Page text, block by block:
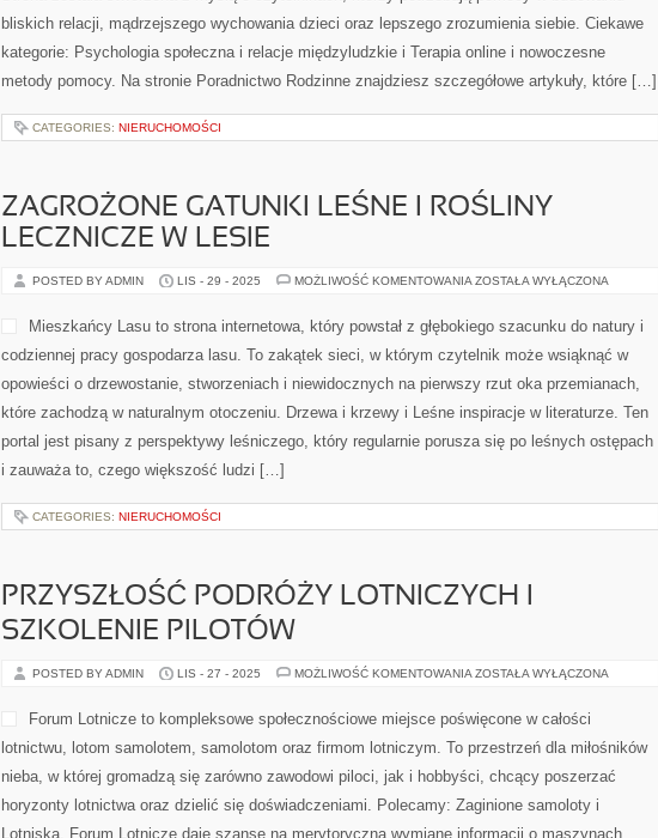
bliskich relacji, mądrzejszego wychowania dzieci oraz lepszego zrozumienia siebie. Ciekawe
kategorie: Psychologia społeczna i relacje międzyludzkie i Terapia online i nowoczesne
metody pomocy. Na stronie Poradnictwo Rodzinne znajdziesz szczegółowe artykuły, które […]
CATEGORIES: NIERUCHOMOŚCI
ZAGROŻONE GATUNKI LEŚNE I ROŚLINY
LECZNICZE W LESIE
POSTED BY ADMIN LIS - 29 - 2025 MOŻLIWOŚĆ KOMENTOWANIA ZAGROŻONE
ROŚLINY
W
ZOSTAŁA WYŁĄCZONA
Mieszkańcy Lasu to strona internetowa, który powstał z głębokiego szacunku do natury i
codziennej pracy gospodarza lasu. To zakątek sieci, w którym czytelnik może wsiąknąć w
opowieści o drzewostanie, stworzeniach i niewidocznych na pierwszy rzut oka przemianach,
które zachodzą w naturalnym otoczeniu. Drzewa i krzewy i Leśne inspiracje w literaturze. Ten
portal jest pisany z perspektywy leśniczego, który regularnie porusza się po leśnych ostępach
i zauważa to, czego większość ludzi […]
CATEGORIES: NIERUCHOMOŚCI
PRZYSZŁOŚĆ PODRÓŻY LOTNICZYCH I
SZKOLENIE PILOTÓW
POSTED BY ADMIN LIS - 27 - 2025 MOŻLIWOŚĆ KOMENTOWANIA PRZYSZŁOŚĆ
SZKOLENIE
ZOSTAŁA WYŁĄCZONA
Forum Lotnicze to kompleksowe społecznościowe miejsce poświęcone w całości
lotnictwu, lotom samolotem, samolotom oraz firmom lotniczym. To przestrzeń dla miłośników
nieba, w której gromadzą się zarówno zawodowi piloci, jak i hobbyści, chcący poszerzać
horyzonty lotnictwa oraz dzielić się doświadczeniami. Polecamy: Zaginione samoloty i
Lotniska. Forum Lotnicze daje szansę na merytoryczną wymianę informacji o maszynach